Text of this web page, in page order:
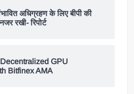
अधिग्रहण के लिए बीपी की
रखी- रिपोर्ट
GPU
Bitfinex AMA